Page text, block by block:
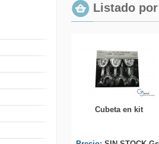
Listado
Cubeta en kit